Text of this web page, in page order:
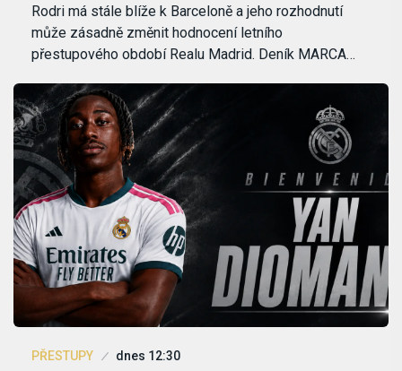
Rodri má stále blíže k Barceloně a jeho rozhodnutí
může zásadně změnit hodnocení letního
přestupového období Realu Madrid. Deník MARCA…
PŘESTUPY dnes 12:30